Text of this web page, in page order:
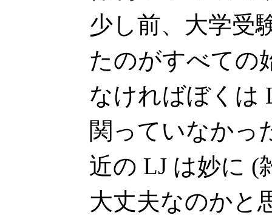
少し前、大学受
たのがすべての
なければぼくは
関っていなかっ
近の LJ は妙に (
大丈夫なのかと